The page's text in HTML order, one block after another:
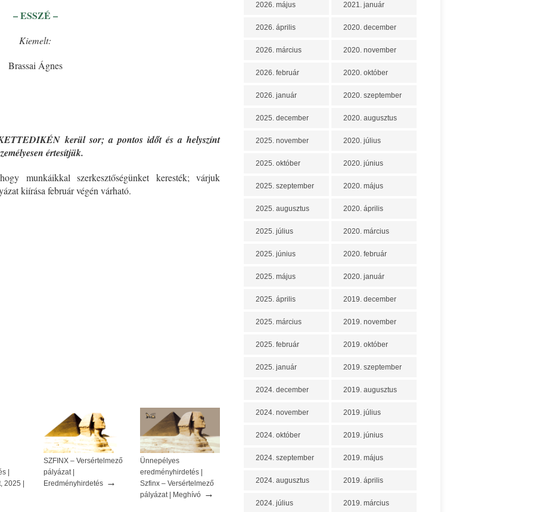
– ESSZÉ –
Kiemelt:
Brassai Ágnes
kerül sor; a pontos időt és a helyszínt
értesítjük.
munkáikkal szerkesztőségünket keresték; várjuk
kiírása február végén várható.
|
|
SZFINX – Versértelmező
pályázat |
Eredményhirdetés →
Ünnepélyes
eredményhirdetés |
Szfinx – Versértelmező
pályázat | Meghívó →
2026. május
2026. április
2026. március
2026. február
2026. január
2025. december
2025. november
2025. október
2025. szeptember
2025. augusztus
2025. július
2025. június
2025. május
2025. április
2025. március
2025. február
2025. január
2024. december
2024. november
2024. október
2024. szeptember
2024. augusztus
2024. július
2021. január
2020. december
2020. november
2020. október
2020. szeptember
2020. augusztus
2020. július
2020. június
2020. május
2020. április
2020. március
2020. február
2020. január
2019. december
2019. november
2019. október
2019. szeptember
2019. augusztus
2019. július
2019. június
2019. május
2019. április
2019. március